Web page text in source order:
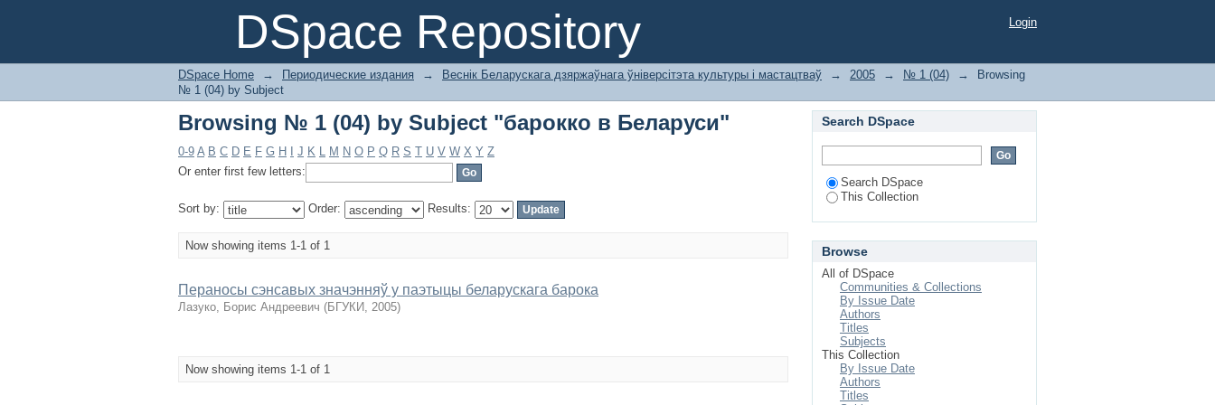
DSpace Repository
Browsing № 1 (04) by Subject "барокко в Беларуси" Login
DSpace Home → Периодические издания → Веснік Беларускага дзяржаўнага ўніверсітэта культуры і мастацтваў → 2005 → № 1 (04) →
Browsing
№ 1 (04) by Subject
Browsing № 1 (04) by Subject "барокко в Беларуси"
0-9 A B C D E F G H J K L M N O P Q R S T U V W X Y Z
Or enter first few letters:
Sort by: Order: Results:
Now showing items 1-1 of 1
Пераносы сэнсавых значэнняў у паэтыцы беларускага барока
Лазуко, Борис Андреевич (БГУКИ, 2005)
Now showing items 1-1 of 1
Search DSpace
Search DSpace
This Collection
Browse
All of DSpace
Communities & Collections
By Issue Date
Authors
Titles
Subjects
This Collection
By Issue Date
Authors
Titles